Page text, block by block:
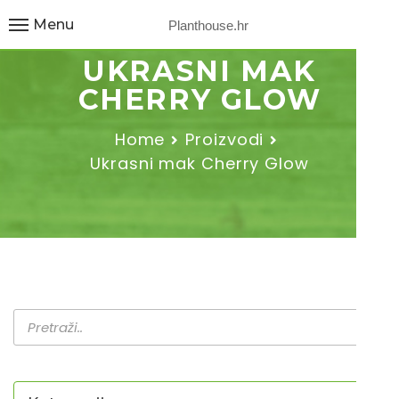
Planthouse.hr
Menu
UKRASNI MAK
CHERRY GLOW
Home
Proizvodi
Ukrasni mak Cherry Glow